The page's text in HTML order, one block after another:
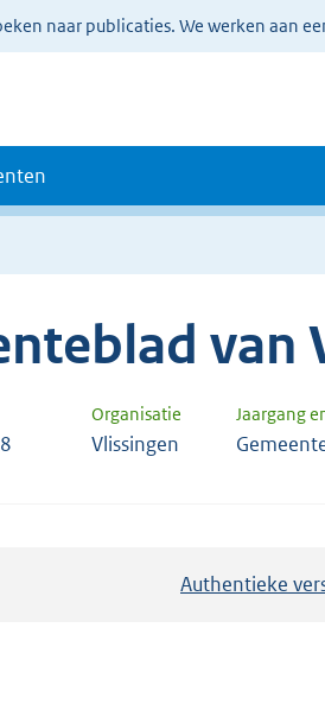
naar publicaties. We werken aan
van
Organisatie Jaargang
Vlissingen
Authentieke